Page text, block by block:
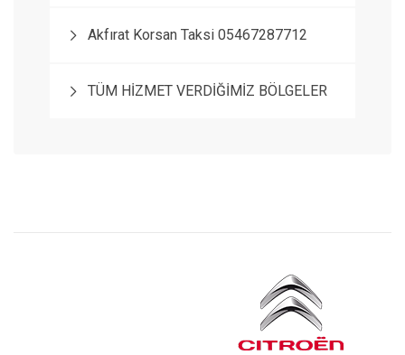
Akfırat Korsan Taksi 05467287712
TÜM HİZMET VERDİĞİMİZ BÖLGELER